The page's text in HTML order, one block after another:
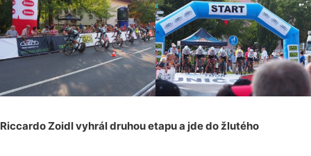
Riccardo Zoidl vyhrál druhou etapu a jde do žlutého